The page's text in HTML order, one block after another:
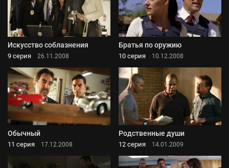
Искусство соблазнения
9 серия 26.11.2008
Братья по оружию
10 серия 10.12.2008
Обычный
11 серия 17.12.2008
Родственные души
12 серия 14.01.2009